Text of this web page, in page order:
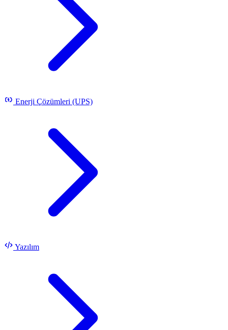
Enerji Çözümleri (UPS)
Yazılım